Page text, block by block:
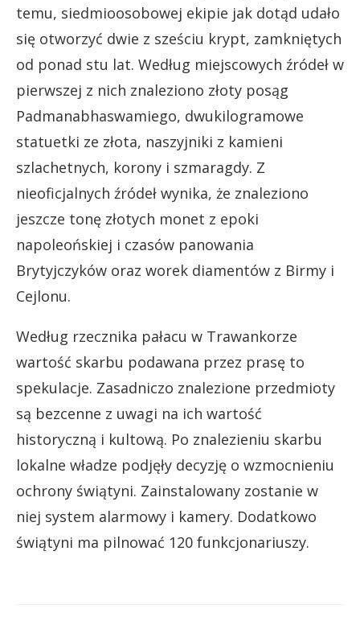
temu, siedmioosobowej ekipie jak dotąd udało
się otworzyć dwie z sześciu krypt, zamkniętych
od ponad stu lat. Według miejscowych źródeł w
pierwszej z nich znaleziono złoty posąg
Padmanabhaswamiego, dwukilogramowe
statuetki ze złota, naszyjniki z kamieni
szlachetnych, korony i szmaragdy. Z
nieoficjalnych źródeł wynika, że znaleziono
jeszcze tonę złotych monet z epoki
napoleońskiej i czasów panowania
Brytyjczyków oraz worek diamentów z Birmy i
Cejlonu.
Według rzecznika pałacu w Trawankorze
wartość skarbu podawana przez prasę to
spekulacje. Zasadniczo znalezione przedmioty
są bezcenne z uwagi na ich wartość
historyczną i kultową. Po znalezieniu skarbu
lokalne władze podjęły decyzję o wzmocnieniu
ochrony świątyni. Zainstalowany zostanie w
niej system alarmowy i kamery. Dodatkowo
świątyni ma pilnować 120 funkcjonariuszy.